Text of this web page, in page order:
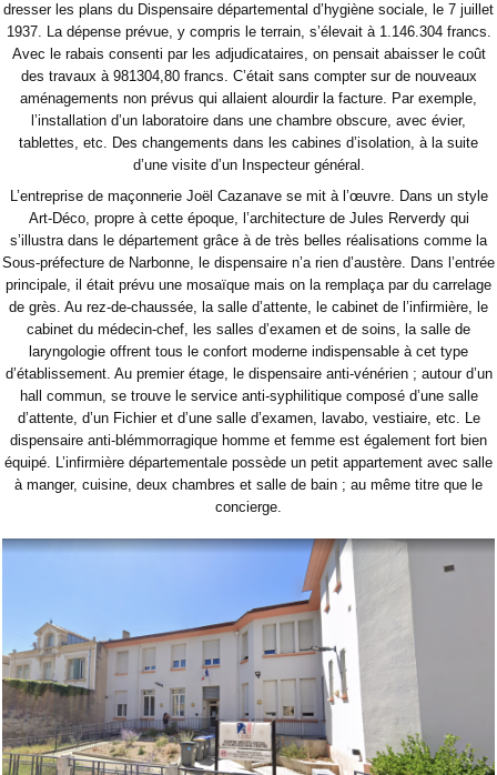
dresser les plans du Dispensaire départemental d’hygiène sociale, le 7 juillet
1937. La dépense prévue, y compris le terrain, s’élevait à 1.146.304 francs.
Avec le rabais consenti par les adjudicataires, on pensait abaisser le coût
des travaux à 981304,80 francs. C’était sans compter sur de nouveaux
aménagements non prévus qui allaient alourdir la facture. Par exemple,
l’installation d’un laboratoire dans une chambre obscure, avec évier,
tablettes, etc. Des changements dans les cabines d’isolation, à la suite
d’une visite d’un Inspecteur général.
L’entreprise de maçonnerie Joël Cazanave se mit à l’œuvre. Dans un style
Art-Déco, propre à cette époque, l’architecture de Jules Rerverdy qui
s’illustra dans le département grâce à de très belles réalisations comme la
Sous-préfecture de Narbonne, le dispensaire n’a rien d’austère. Dans l’entrée
principale, il était prévu une mosaïque mais on la remplaça par du carrelage
de grès. Au rez-de-chaussée, la salle d’attente, le cabinet de l’infirmière, le
cabinet du médecin-chef, les salles d’examen et de soins, la salle de
laryngologie offrent tous le confort moderne indispensable à cet type
d’établissement. Au premier étage, le dispensaire anti-vénérien ; autour d’un
hall commun, se trouve le service anti-syphilitique composé d’une salle
d’attente, d’un Fichier et d’une salle d’examen, lavabo, vestiaire, etc. Le
dispensaire anti-blémmorragique homme et femme est également fort bien
équipé. L’infirmière départementale possède un petit appartement avec salle
à manger, cuisine, deux chambres et salle de bain ; au même titre que le
concierge.